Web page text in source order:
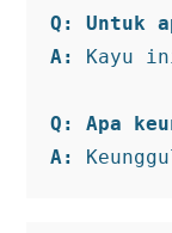
Q: Untuk
A:
Kayu
Q: Apa
A: